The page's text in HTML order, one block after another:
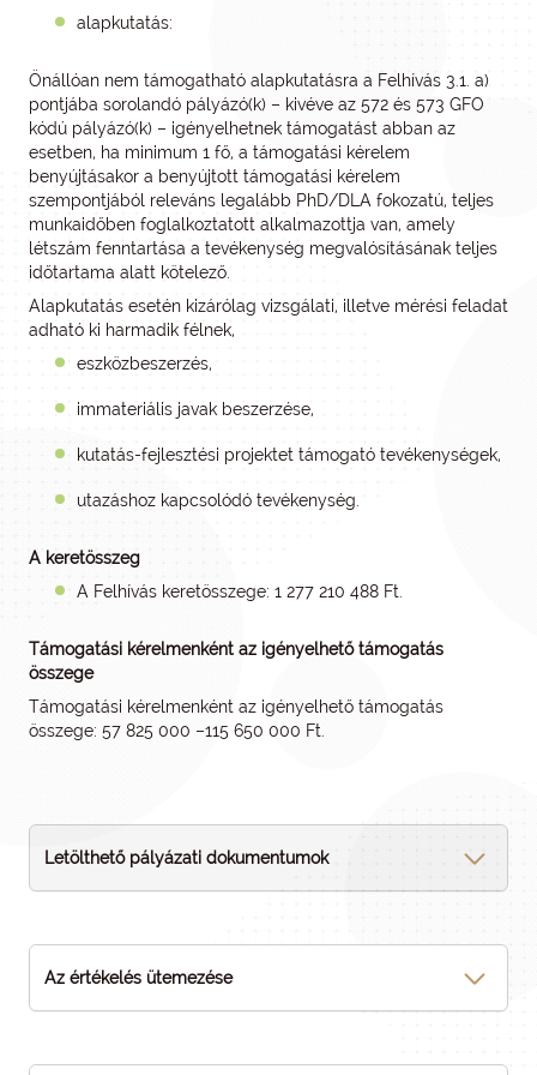
alapkutatás:
Önállóan nem támogatható alapkutatásra a Felhívás 3.1. a)
pontjába sorolandó pályázó(k) – kivéve az 572 és 573 GFO
kódú pályázó(k) – igényelhetnek támogatást abban az
esetben, ha minimum 1 fő, a támogatási kérelem
benyújtásakor a benyújtott támogatási kérelem
szempontjából releváns legalább PhD/DLA fokozatú, teljes
munkaidőben foglalkoztatott alkalmazottja van, amely
létszám fenntartása a tevékenység megvalósításának teljes
időtartama alatt kötelező.
Alapkutatás esetén kizárólag vizsgálati, illetve mérési feladat
adható ki harmadik félnek,
eszközbeszerzés,
immateriális javak beszerzése,
kutatás-fejlesztési projektet támogató tevékenységek,
utazáshoz kapcsolódó tevékenység.
A keretösszeg
A Felhívás keretösszege: 1 277 210 488 Ft.
Támogatási kérelmenként az igényelhető támogatás
összege
Támogatási kérelmenként az igényelhető támogatás
összege: 57 825 000 –115 650 000 Ft.
Letölthető pályázati dokumentumok
Az értékelés ütemezése